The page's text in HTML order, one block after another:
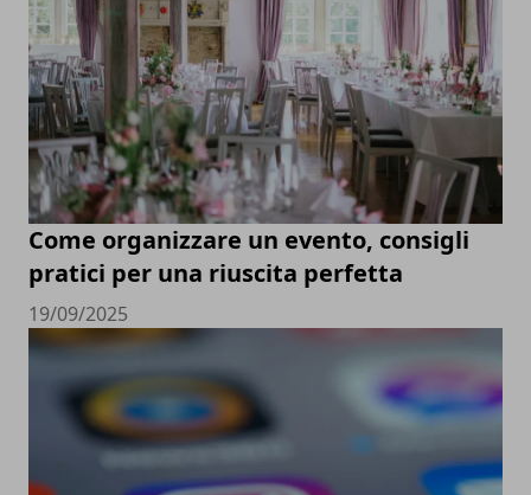
Come organizzare un evento, consigli
pratici per una riuscita perfetta
19/09/2025